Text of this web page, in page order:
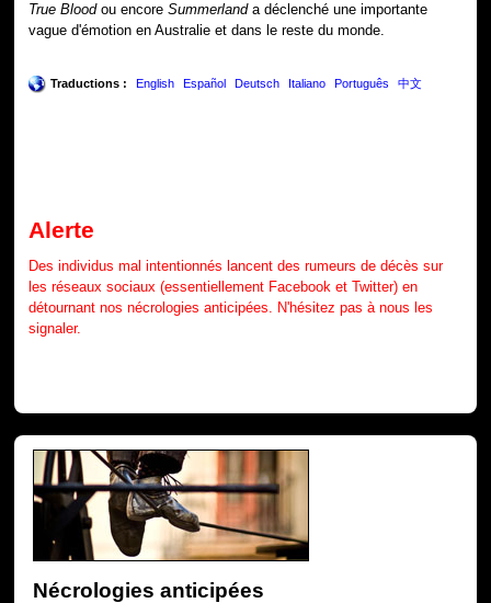
True Bloodou encoreSummerlanda déclenché une importante
vague d'émotion en Australie et dans le reste du monde.
Traductions : English Español Deutsch Italiano Português 中文
Alerte
Des individus mal intentionnés lancent des rumeurs de décès sur
les réseaux sociaux (essentiellement Facebook et Twitter) en
détournant nos nécrologies anticipées. N'hésitez pas à nous les
signaler.
Nécrologies anticipées